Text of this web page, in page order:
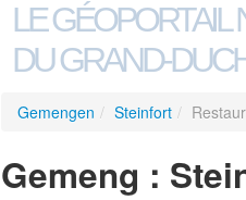
LE GÉOPORTAIL
DU GRAND-
Gemengen / Steinfort /
Gemeng :